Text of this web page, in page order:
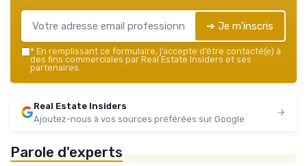
➔ Je m'inscris
* En remplissant ce formulaire, j’accepte d’être contacté(e) à
des fins commerciales par Real Estate Insiders et ses
partenaires.
Real Estate Insiders
Ajoutez-nous à vos sources préférées sur Google
Parole d'experts